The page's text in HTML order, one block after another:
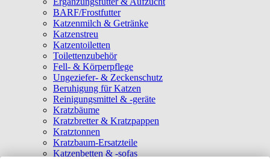
BARF/Frostfutter
Katzenmilch & Getränke
Katzenstreu
Katzentoiletten
Toilettenzubehör
Fell- & Körperpflege
Ungeziefer- & Zeckenschutz
Beruhigung für Katzen
Reinigungsmittel & -geräte
Kratzbäume
Kratzbretter & Kratzpappen
Kratztonnen
Kratzbaum-Ersatzteile
Katzenbetten & -sofas